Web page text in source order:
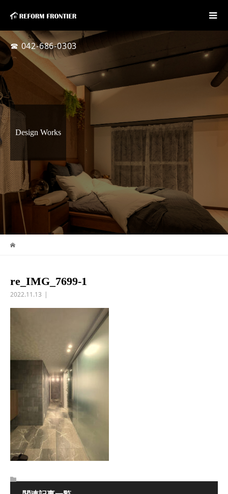
☎ 042-686-0303
Design Works
re_IMG_7699-1
2022.11.13